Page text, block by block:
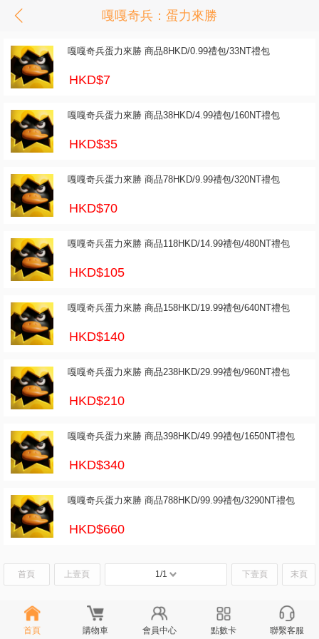
嘎嘎奇兵：蛋力來勝
嘎嘎奇兵蛋力來勝 商品8HKD/0.99禮包/33NT禮包
HKD$7
嘎嘎奇兵蛋力來勝 商品38HKD/4.99禮包/160NT禮包
HKD$35
嘎嘎奇兵蛋力來勝 商品78HKD/9.99禮包/320NT禮包
HKD$70
嘎嘎奇兵蛋力來勝 商品118HKD/14.99禮包/480NT禮包
HKD$105
嘎嘎奇兵蛋力來勝 商品158HKD/19.99禮包/640NT禮包
HKD$140
嘎嘎奇兵蛋力來勝 商品238HKD/29.99禮包/960NT禮包
HKD$210
嘎嘎奇兵蛋力來勝 商品398HKD/49.99禮包/1650NT禮包
HKD$340
嘎嘎奇兵蛋力來勝 商品788HKD/99.99禮包/3290NT禮包
HKD$660
首頁 上壹頁 1/1 下壹頁 末頁
首頁 購物車 會員中心 點數卡 聯繫客服